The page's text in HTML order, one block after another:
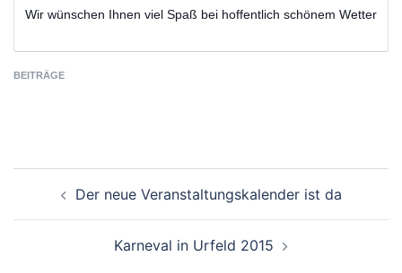
Wir wünschen Ihnen viel Spaß bei hoffentlich schönem Wetter
BEITRÄGE
Der neue Veranstaltungskalender ist da
Karneval in Urfeld 2015